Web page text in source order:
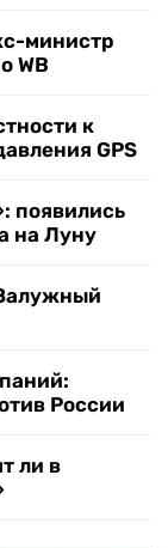
министр
WB
к
GPS
появились
на Луну
России
ли в